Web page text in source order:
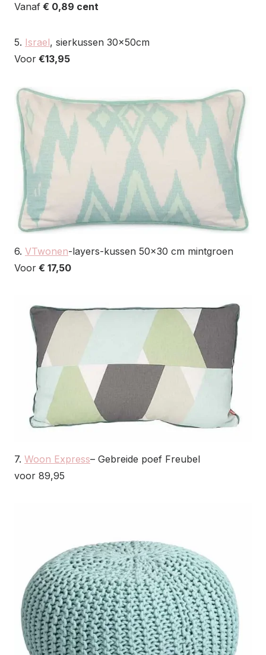
Vanaf € 0,89 cent
5. Israel, sierkussen 30x50cm
Voor €13,95
6. VTwonen-layers-kussen 50×30 cm mintgroen
Voor € 17,50
7. Woon Express– Gebreide poef Freubel
voor 89,95